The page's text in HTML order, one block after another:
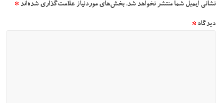
نشانی ایمیل شما منتشر نخواهد شد. بخش‌های موردنیاز علامت‌گذاری شده‌اند*
دیدگاه*